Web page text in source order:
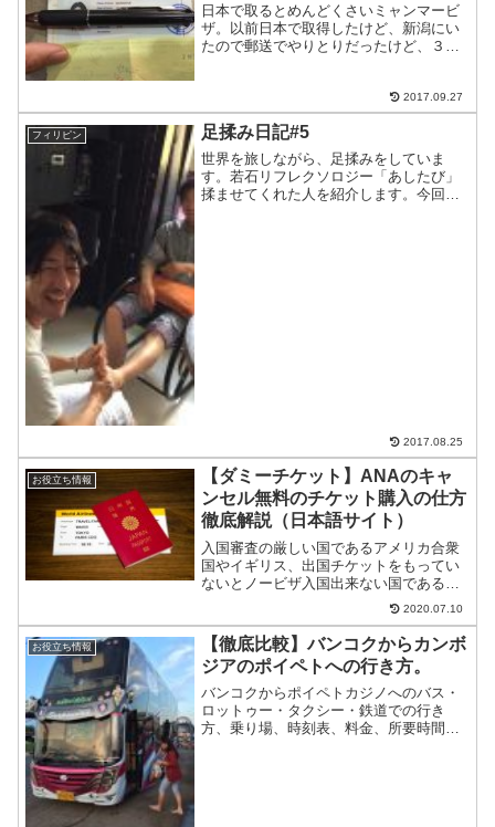
日本で取るとめんどくさいミャンマービ
ザ。以前日本で取得したけど、新潟にい
たので郵送でやりとりだったけど、３週
れます。50USドルと高いが。ということ
で申請に行ってきまし...
2017.09.27
フィリピン 足揉み日記#5
世界を旅しながら、足揉みをしていま
す。若石リフレクソロジー「あしたび」
揉ませてくれた人を紹介します。今回も
2017.08.25
お役立ち情報
【ダミーチケット】ANAのキャ
ンセル無料のチケット購入の仕方
徹底解説（日本語サイト）
入国審査の厳しい国であるアメリカ合衆
国やイギリス、出国チケットをもってい
ないとノービザ入国出来ない国であるフ
ィリピン、ベトナム、インドネシアなど
へ片道航空券のみで渡航する場合の帰り
の航空券（出国チケット）をどう用意す
るか。ダミーチケットを用...
2020.07.10
お役立ち情報
【徹底比較】バンコクからカンボ
ジアのポイペトへの行き方。
バンコクからポイペトカジノへのバス・
ロットゥー・タクシー・鉄道での行き
方、乗り場、時刻表、料金、所要時間ま